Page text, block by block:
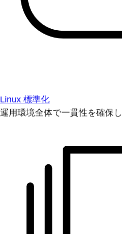
Linux 標準化
運用環境全体で一貫性を確保し